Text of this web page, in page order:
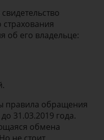
об его владельце:
правила обращения
31.03.2019 года.
обмена